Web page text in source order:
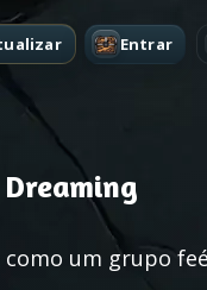
Entrar
como um grupo